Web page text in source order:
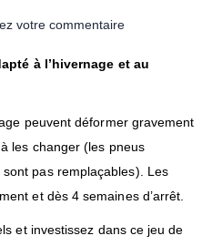
votre commentaire
à l’hivernage et au
peuvent déformer gravement
les changer (les pneus
pas remplaçables). Les
et dès 4 semaines d’arrêt.
et investissez dans ce jeu de